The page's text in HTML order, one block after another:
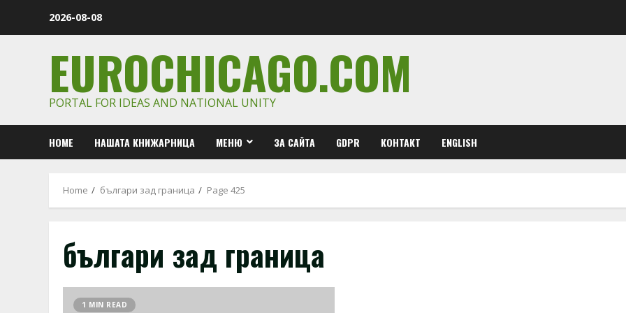
2026-08-08
EUROCHICAGO.COM
PORTAL FOR IDEAS AND NATIONAL UNITY
HOME НАШАТА КНИЖАРНИЦА МЕНЮ ЗА САЙТА GDPR КОНТАКТ ENGLISH
Home българи зад граница Page 425
българи зад граница
1 MIN READ